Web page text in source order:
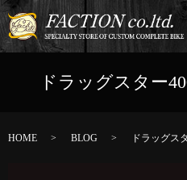
ドラッグスター
HOME BLOG ドラッグス